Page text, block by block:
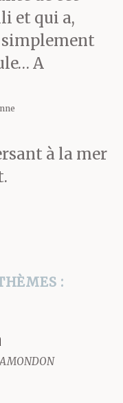
frais,
sur sa
de
et qui a,
A
à la mer
: